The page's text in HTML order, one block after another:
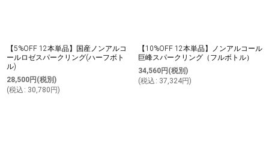
【5%OFF 12本単品】国産ノンアルコ
ールロゼスパークリング(ハーフボト
ル)
28,500円 (税別)
(税込 : 30,780 円)
【10%OFF 12本単品】ノンアルコール
巨峰スパークリング（フルボトル）
34,560円 (税別)
(税込 : 37,324円)